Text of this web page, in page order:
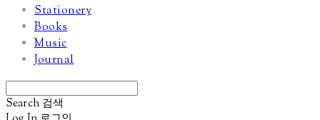
Stationery
Books
Music
Journal
Search 검색